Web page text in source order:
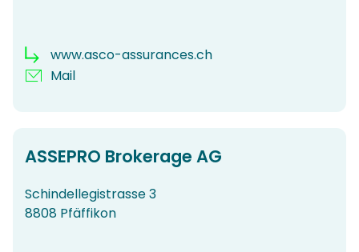
www.asco-assurances.ch
Mail
ASSEPRO Brokerage AG
Schindellegistrasse 3
8808 Pfäffikon